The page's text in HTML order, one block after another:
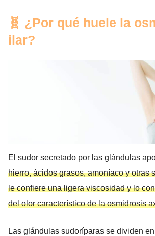
🧬 ¿Por qué huele la
ilar?
El sudor secretado por las glándulas
hierro, ácidos grasos, amoníaco y otras
le confiere una ligera viscosidad y lo
del olor característico de la osmidrosis
Las glándulas sudoríparas se dividen